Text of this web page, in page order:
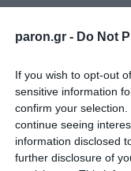
paron.gr - Do Not
If you wish to opt-out
sensitive information
confirm your
continue seeing
information disclosed
further disclosure of
και δεν
ανέφερε οκ. Γιάννης
και συνεχώς
είναι το εθνικό μας
αγορές και όχι σε
ζήτηση,